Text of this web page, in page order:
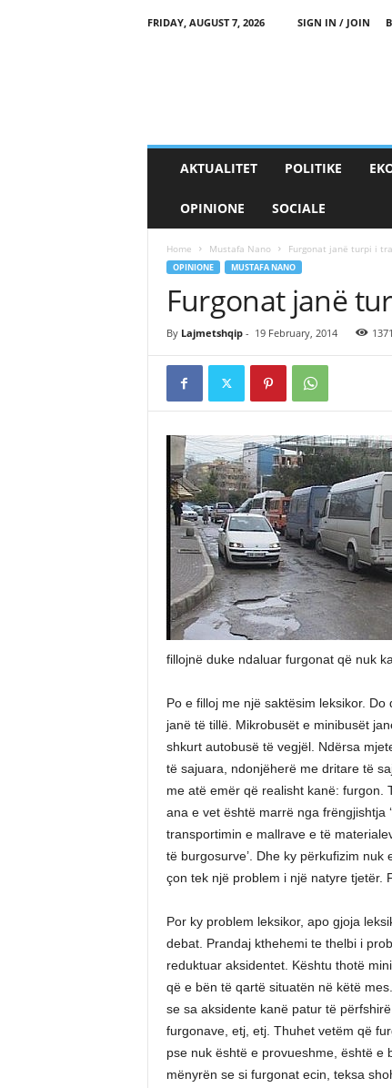
FRIDAY, AUGUST 7, 2026 SIGN IN / JOIN
AKTUALITET POLITIKE
OPINIONE SOCIALE
Home Mustafa Nano Furgonat janë turpi i
OPINIONE MUSTAFA NANO
Furgonat janë
By Lajmetshqip- 19 February, 2014 1371
fillojnë duke ndaluar furgonat që nuk
Po e filloj me një saktësim leksikor.
janë të tillë. Mikrobusët e minibusët
shkurt autobusë të vegjël. Ndërsa
të sajuara, ndonjëherë me dritare të
me atë emër që realisht kanë: furgon.
ana e vet është marrë nga frëngjishtja
transportimin e mallrave e të
të burgosurve’. Dhe ky përkufizim
çon tek një problem i një natyre tjetër.
Por ky problem leksikor, apo gjoja
debat. Prandaj kthehemi te thelbi i
reduktuar aksidentet. Kështu thotë
që e bën të qartë situatën në këtë
se sa aksidente kanë patur të
furgonave, etj, etj. Thuhet vetëm që
pse nuk është e provueshme, është e
mënyrën se si furgonat ecin, teksa